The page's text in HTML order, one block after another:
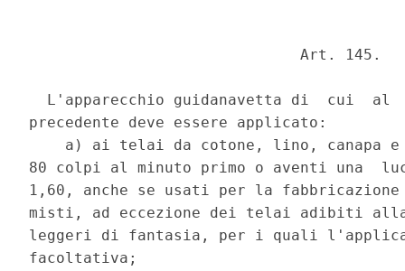
                              Art. 145.
L'apparecchio guidanavetta di  cui  al
precedente deve essere applicato:
a) ai telai da cotone, lino, canapa
80 colpi al minuto primo o aventi una
1,60, anche se usati per la
misti, ad eccezione dei telai adibiti
leggeri di fantasia, per i quali
facoltativa;